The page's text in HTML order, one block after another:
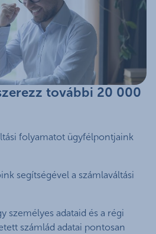
további 20 000
folyamatot ügyfélpontjaink
segítségével a számlaváltási
személyes adataid és a régi
számlád adatai pontosan